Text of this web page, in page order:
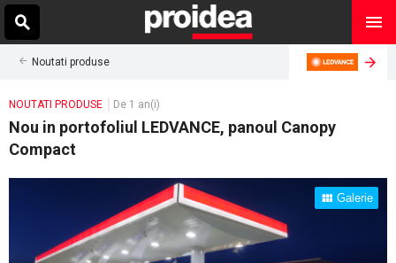
Noutati produse
NOUTATI PRODUSE De 1 an(i)
Nou in portofoliul LEDVANCE, panoul Canopy
Compact
Galerie